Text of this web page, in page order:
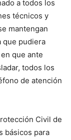
a todos los
técnicos y
mantengan
que pudiera
que ante
todos los
de atención
Civil de
básicos para